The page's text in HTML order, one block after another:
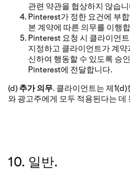
관련 약관을 협상하지 않습
Pinterest가 정한 요건에 부
본 계약에 따른 의무를 이행
Pinterest 요청 시 클라이언
지정하고 클라이언트가 계약
신하여 행동할 수 있도록 승
Pinterest에 전달합니다.
(d) 추가 의무. 클라이언트는 제
와 광고주에게 모두 적용된다는 데
10. 일반.